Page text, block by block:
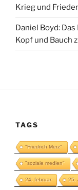
Krieg und
Daniel Boyd:
Kopf und Bauch
TAGS
"Friedrich Merz"
"soziale medien"
24. februar 25.